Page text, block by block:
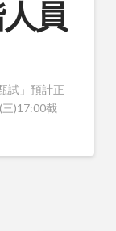
員
試」預計正
)17:00截